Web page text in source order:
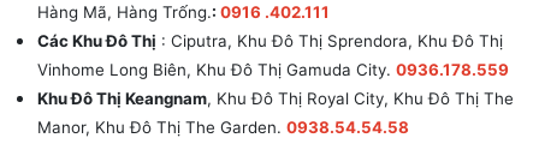
Hàng Mã, Hàng Trống.: 0916 .402.111
Các Khu Đô Thị : Ciputra, Khu Đô Thị Sprendora, Khu Đô Thị
Vinhome Long Biên, Khu Đô Thị Gamuda City. 0936.178.559
Khu Đô Thị Keangnam, Khu Đô Thị Royal City, Khu Đô Thị The
Manor, Khu Đô Thị The Garden. 0938.54.54.58